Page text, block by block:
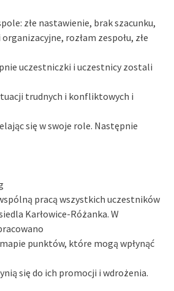
złe nastawienie, brak szacunku,
rozłam zespołu, złe
uczestniczki i uczestnicy zostali
trudnych i konfliktowych i
się w swoje role. Następnie
pracą wszystkich uczestników
Karłowice-Różanka. W
punktów, które mogą wpłynąć
się do ich promocji i wdrożenia.